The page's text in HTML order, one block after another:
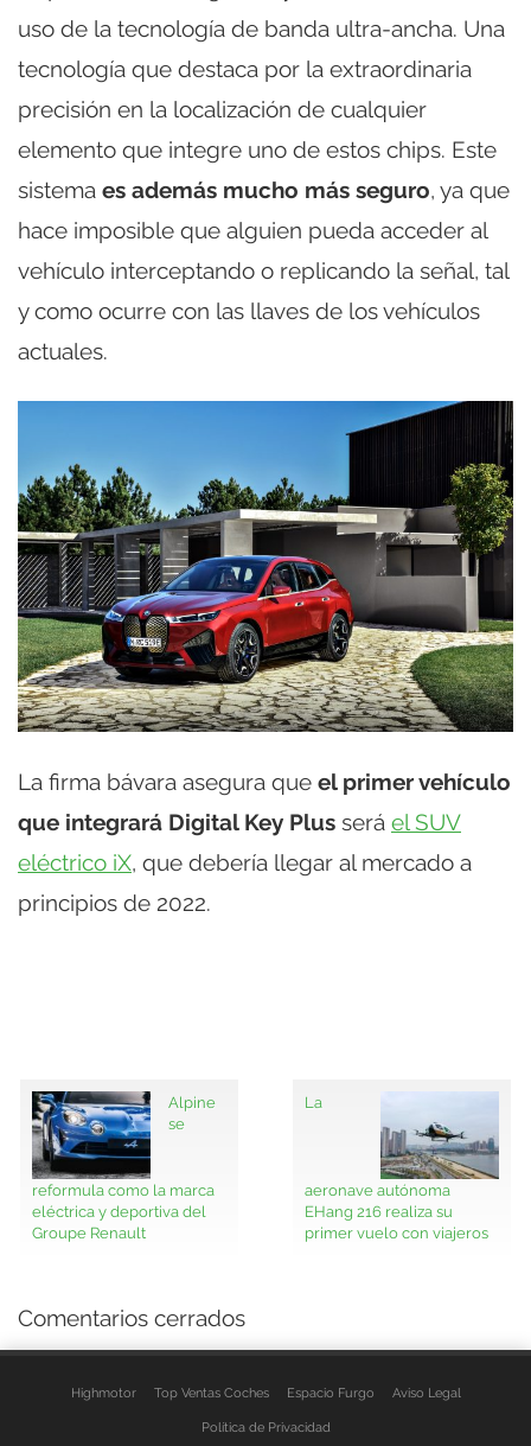
uso de la tecnología de banda ultra-ancha. Una
tecnología que destaca por la extraordinaria
precisión en la localización de cualquier
elemento que integre uno de estos chips. Este
sistema es además mucho más seguro, ya que
hace imposible que alguien pueda acceder al
vehículo interceptando o replicando la señal, tal
y como ocurre con las llaves de los vehículos
actuales.
La firma bávara asegura que el primer vehículo
que integrará Digital Key Plus será el SUV
eléctrico iX, que debería llegar al mercado a
principios de 2022.
Alpine
se
reformula como la marca
eléctrica y deportiva del
Groupe Renault
La
aeronave autónoma
EHang 216 realiza su
primer vuelo con viajeros
Comentarios cerrados
Highmotor Top Ventas Coches Espacio Furgo Aviso Legal
Política de Privacidad